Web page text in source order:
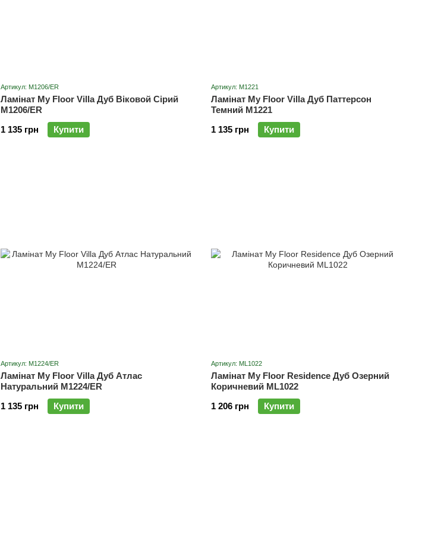
Артикул: M1206/ER
Ламінат My Floor Villa Дуб Віковой Сірий
M1206/ER
1 135 грн
Купити
Артикул: M1221
Ламінат My Floor Villa Дуб Паттерсон
Темний M1221
1 135 грн
Купити
Артикул: M1224/ER
Ламінат My Floor Villa Дуб Атлас
Натуральний M1224/ER
1 135 грн
Купити
Артикул: ML1022
Ламінат My Floor Residence Дуб Озерний
Коричневий ML1022
1 206 грн
Купити